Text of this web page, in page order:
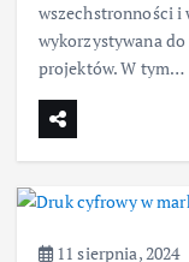
wszechstronności i
wykorzystywana
projektów. W tym…
11 sierpnia, 2024